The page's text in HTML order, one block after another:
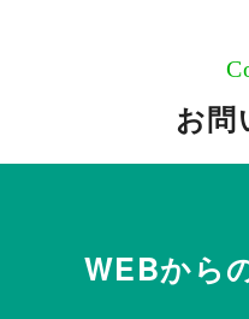
お問
WEBから